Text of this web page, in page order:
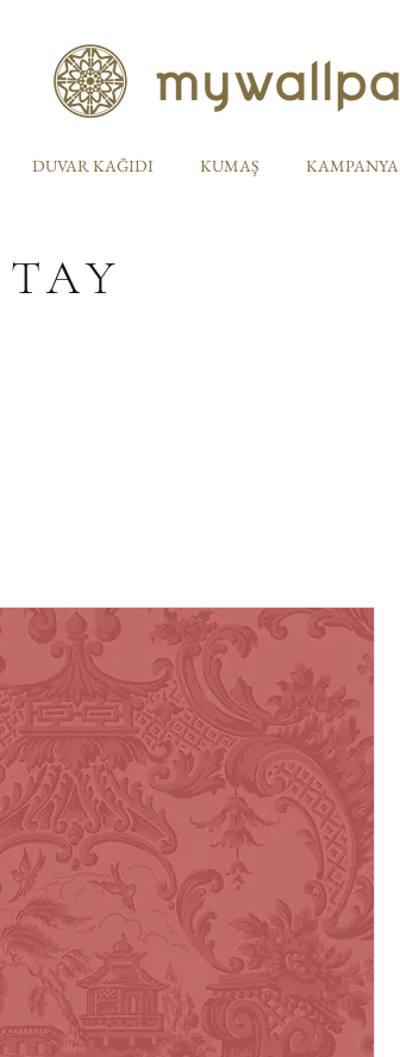
DUVAR KAĞIDI KUMAŞ KAMPANYA